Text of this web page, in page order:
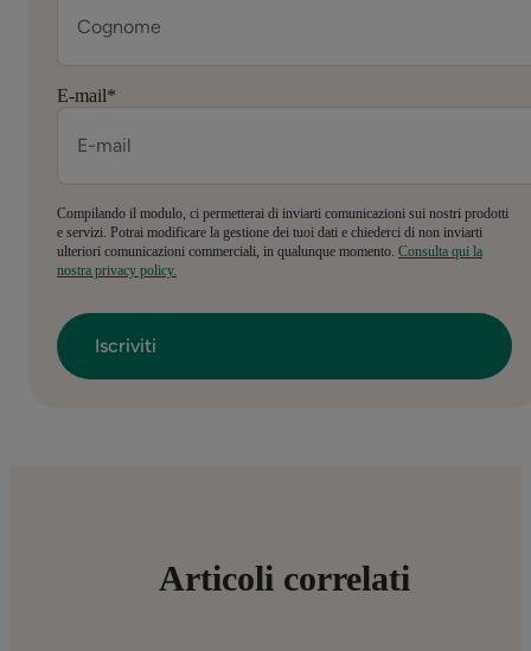
E-mail*
Compilando il modulo, ci permetterai di inviarti comunicazioni sui nostri prodotti
e servizi. Potrai modificare la gestione dei tuoi dati e chiederci di non inviarti
ulteriori comunicazioni commerciali, in qualunque momento. Consulta qui la
nostra privacy policy.
Articoli correlati